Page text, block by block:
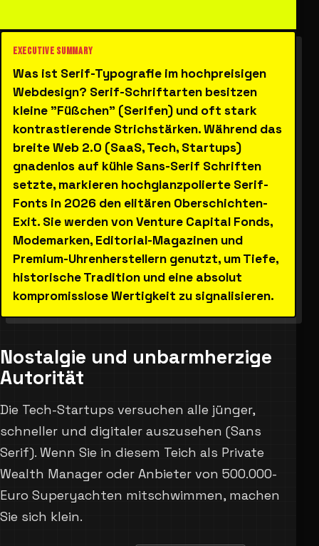
Was ist Serif-Typografie im hochpreisigen
Webdesign? Serif-Schriftarten besitzen
kleine "Füßchen" (Serifen) und oft stark
kontrastierende Strichstärken. Während das
breite Web 2.0 (SaaS, Tech, Startups)
gnadenlos auf kühle Sans-Serif Schriften
setzte, markieren hochglanzpolierte Serif-
Fonts in 2026 den elitären Oberschichten-
Exit. Sie werden von Venture Capital Fonds,
Modemarken, Editorial-Magazinen und
Premium-Uhrenherstellern genutzt, um Tiefe,
historische Tradition und eine absolut
kompromisslose Wertigkeit zu signalisieren.
Nostalgie und unbarmherzige
Autorität
Die Tech-Startups versuchen alle jünger,
schneller und digitaler auszusehen (Sans
Serif). Wenn Sie in diesem Teich als Private
Wealth Manager oder Anbieter von 500.000-
Euro Superyachten mitschwimmen, machen
Sie sich klein.